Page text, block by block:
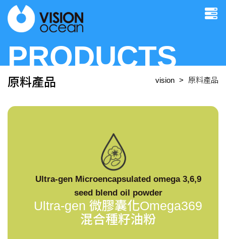
PRODUCTS
原料產品 vision 原料產品
Ultra-gen Microencapsulated omega 3,6,9
seed blend oil powder
Ultra-gen 微膠囊化Omega369
混合種籽油粉